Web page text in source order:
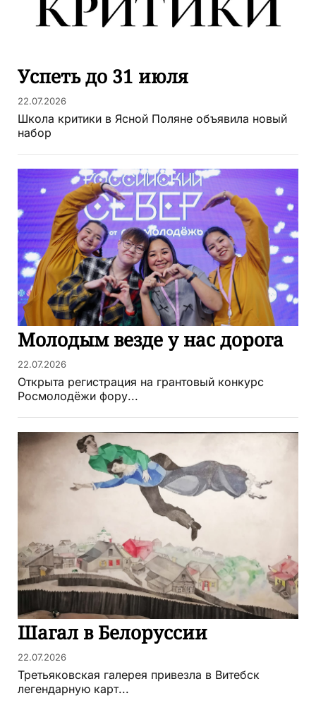
Успеть до 31 июля
22.07.2026
Школа критики в Ясной Поляне объявила новый
набор
Молодым везде у нас дорога
22.07.2026
Открыта регистрация на грантовый конкурс
Росмолодёжи фору...
Шагал в Белоруссии
22.07.2026
Третьяковская галерея привезла в Витебск
легендарную карт...